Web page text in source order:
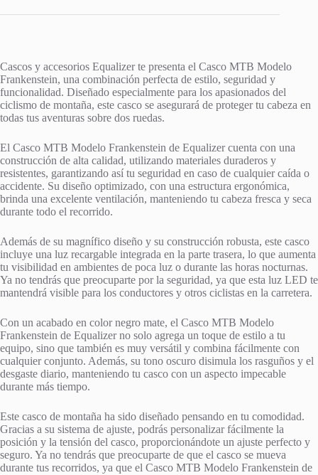
Cascos y accesorios Equalizer te presenta el Casco MTB Modelo
Frankenstein, una combinación perfecta de estilo, seguridad y
funcionalidad. Diseñado especialmente para los apasionados del
ciclismo de montaña, este casco se asegurará de proteger tu cabeza en
todas tus aventuras sobre dos ruedas.
El Casco MTB Modelo Frankenstein de Equalizer cuenta con una
construcción de alta calidad, utilizando materiales duraderos y
resistentes, garantizando así tu seguridad en caso de cualquier caída o
accidente. Su diseño optimizado, con una estructura ergonómica,
brinda una excelente ventilación, manteniendo tu cabeza fresca y seca
durante todo el recorrido.
Además de su magnífico diseño y su construcción robusta, este casco
incluye una luz recargable integrada en la parte trasera, lo que aumenta
tu visibilidad en ambientes de poca luz o durante las horas nocturnas.
Ya no tendrás que preocuparte por la seguridad, ya que esta luz LED te
mantendrá visible para los conductores y otros ciclistas en la carretera.
Con un acabado en color negro mate, el Casco MTB Modelo
Frankenstein de Equalizer no solo agrega un toque de estilo a tu
equipo, sino que también es muy versátil y combina fácilmente con
cualquier conjunto. Además, su tono oscuro disimula los rasguños y el
desgaste diario, manteniendo tu casco con un aspecto impecable
durante más tiempo.
Este casco de montaña ha sido diseñado pensando en tu comodidad.
Gracias a su sistema de ajuste, podrás personalizar fácilmente la
posición y la tensión del casco, proporcionándote un ajuste perfecto y
seguro. Ya no tendrás que preocuparte de que el casco se mueva
durante tus recorridos, ya que el Casco MTB Modelo Frankenstein de